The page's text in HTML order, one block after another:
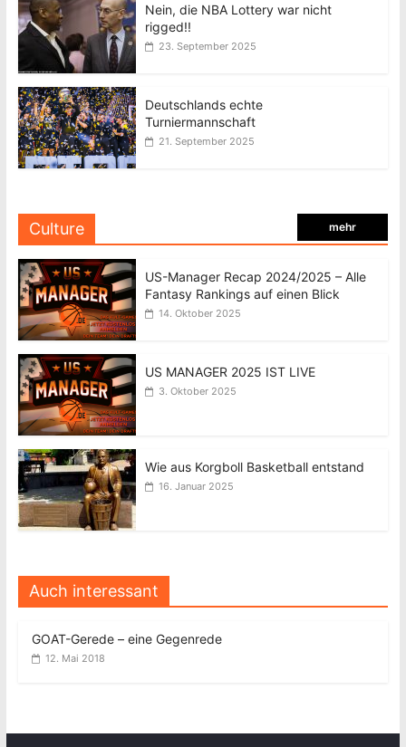
Nein, die NBA Lottery war nicht
rigged!!
23. September 2025
Deutschlands echte
Turniermannschaft
21. September 2025
Culture mehr
US-Manager Recap 2024/2025 – Alle
Fantasy Rankings auf einen Blick
14. Oktober 2025
US MANAGER 2025 IST LIVE
3. Oktober 2025
Wie aus Korgboll Basketball entstand
16. Januar 2025
Auch interessant
GOAT-Gerede – eine Gegenrede
12. Mai 2018